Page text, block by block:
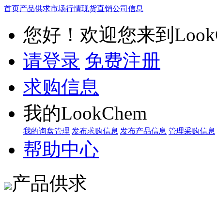
首页产品供求市场行情现货直销公司信息
您好！欢迎您来到
请登录 免费注册
求购信息
我的LookChem
我的询盘管理 发布求购信息 发布产品信息 管理采购信息
帮助中心
产品供求